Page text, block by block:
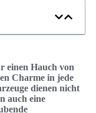
einen Hauch von
Charme in jede
dienen nicht
auch eine